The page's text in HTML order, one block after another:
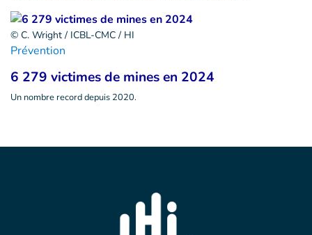
© C. Wright / ICBL-CMC / HI
Prévention
6 279 victimes de mines en 2024
Un nombre record depuis 2020.